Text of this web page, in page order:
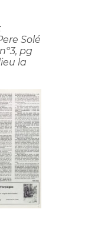
Solé
pg
la